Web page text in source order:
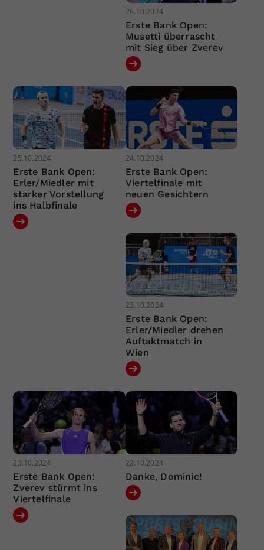
26.10.2024
Erste Bank Open:
Musetti überrascht
mit Sieg über Zverev
25.10.2024
Erste Bank Open:
Erler/Miedler mit
starker Vorstellung
ins Halbfinale
24.10.2024
Erste Bank Open:
Viertelfinale mit
neuen Gesichtern
23.10.2024
Erste Bank Open:
Erler/Miedler drehen
Auftaktmatch in
Wien
23.10.2024
Erste Bank Open:
Zverev stürmt ins
Viertelfinale
22.10.2024
Danke, Dominic!